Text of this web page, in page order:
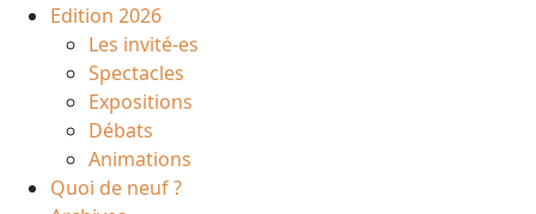
Edition 2026
Les invité-es
Spectacles
Expositions
Débats
Animations
Quoi de neuf ?